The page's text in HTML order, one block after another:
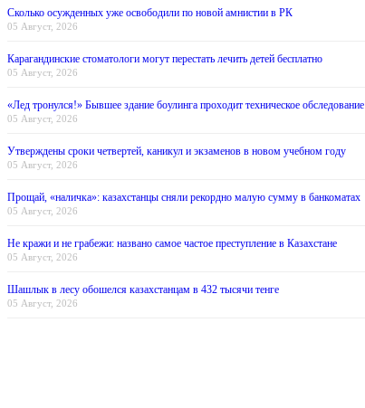
Сколько осужденных уже освободили по новой амнистии в РК
05 Август, 2026
Карагандинские стоматологи могут перестать лечить детей бесплатно
05 Август, 2026
«Лед тронулся!» Бывшее здание боулинга проходит техническое обследование
05 Август, 2026
Утверждены сроки четвертей, каникул и экзаменов в новом учебном году
05 Август, 2026
Прощай, «наличка»: казахстанцы сняли рекордно малую сумму в банкоматах
05 Август, 2026
Не кражи и не грабежи: названо самое частое преступление в Казахстане
05 Август, 2026
Шашлык в лесу обошелся казахстанцам в 432 тысячи тенге
05 Август, 2026